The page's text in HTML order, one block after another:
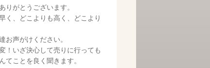
りがとうございます。
く、どこよりも高く、どこより
お声がけください。
！いざ決心して売りに行っても
てことを良く聞きます。